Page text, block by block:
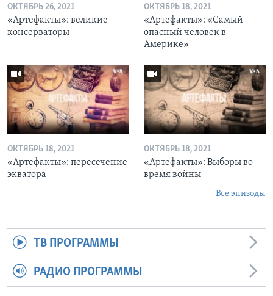
ОКТЯБРЬ 26, 2021
«Артефакты»: великие
консерваторы
ОКТЯБРЬ 18, 2021
«Артефакты»: «Самый
опасный человек в
Америке»
ОКТЯБРЬ 18, 2021
«Артефакты»: пересечение
экватора
ОКТЯБРЬ 18, 2021
«Артефакты»: Выборы во
время войны
Все эпизоды
ТВ ПРОГРАММЫ
РАДИО ПРОГРАММЫ